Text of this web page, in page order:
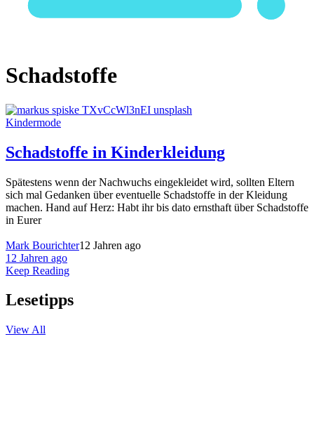
Schadstoffe
Kindermode
Schadstoffe in Kinderkleidung
Spätestens wenn der Nachwuchs eingekleidet wird, sollten Eltern
sich mal Gedanken über eventuelle Schadstoffe in der Kleidung
machen. Hand auf Herz: Habt ihr bis dato ernsthaft über Schadstoffe
in Eurer
Mark Bourichter12 Jahren ago
12 Jahren ago
Keep Reading
Lesetipps
View All